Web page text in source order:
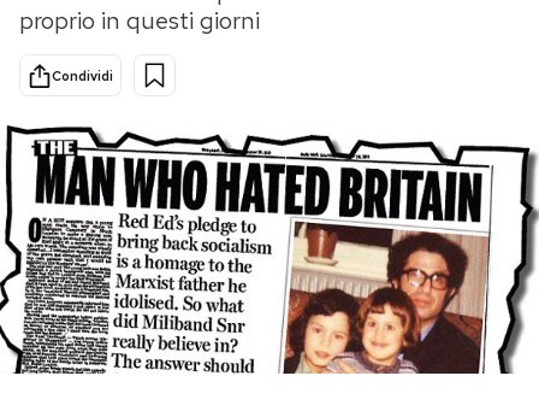
Scienza
Cultura
Economia
Sport
Mondiali calcio 2026
PODCAST
NEWSLETTER
proprio in questi giorni
Condividi